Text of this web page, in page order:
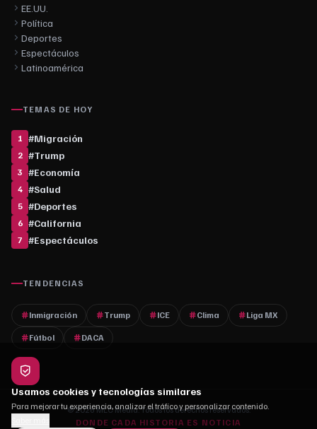
EE.UU.
Política
Deportes
Espectáculos
Latinoamérica
TEMAS DE HOY
1 #Migración
2 #Trump
3 #Economía
4 #Salud
5 #Deportes
6 #California
7 #Espectáculos
TENDENCIAS
Inmigración Trump ICE Clima Liga MX
Fútbol DACA
© 2026 MLC Media. Todos los derechos reservados.
DONDE CADA HISTORIA ES NOTICIA
Usamos cookies y tecnologías similares
Para mejorar tu experiencia, analizar el tráfico y personalizar contenido.